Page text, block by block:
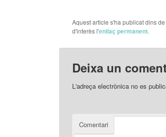
Aquest article s'ha publicat dins de
d'interès l'enllaç permanent.
Deixa un
L'adreça electrònica no es
Comentari